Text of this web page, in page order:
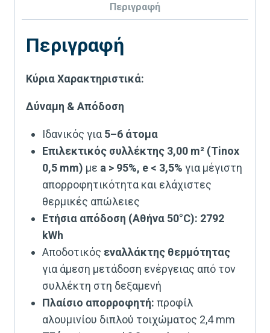
Περιγραφή
Περιγραφή
Κύρια Χαρακτηριστικά:
Δύναμη & Απόδοση
Ιδανικός για 5–6 άτομα
Επιλεκτικός συλλέκτης 3,00 m² (Tinox
0,5 mm) με a > 95%, e < 3,5% για μέγιστη
απορροφητικότητα και ελάχιστες
θερμικές απώλειες
Ετήσια απόδοση (Αθήνα 50°C): 2792
kWh
Αποδοτικός εναλλάκτης θερμότητας
για άμεση μετάδοση ενέργειας από τον
συλλέκτη στη δεξαμενή
Πλαίσιο απορροφητή: προφίλ
αλουμινίου διπλού τοιχώματος 2,4 mm